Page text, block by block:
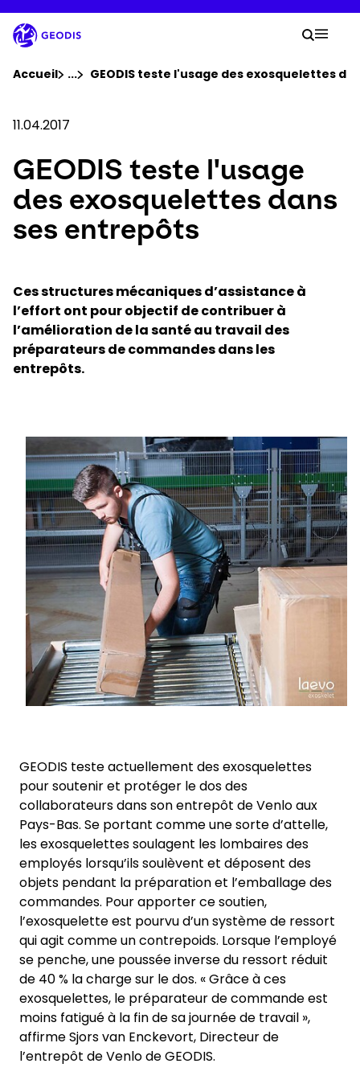
au
contenu
principal
Groupe
Newsroom
Se connecter​
France - FR
Accueil ...Voir tous les éléments du fil d'ariane
GEODIS teste l'usage des exosquelettes
11.04.2017
GEODIS teste l'usage
des exosquelettes dans
ses entrepôts
Ces structures mécaniques d’assistance à
l’effort ont pour objectif de contribuer à
l’amélioration de la santé au travail des
préparateurs de commandes dans les
entrepôts.
Keepeek
GEODIS teste actuellement des exosquelettes
pour soutenir et protéger le dos des
collaborateurs dans son entrepôt de Venlo aux
Pays-Bas. Se portant comme une sorte d’attelle,
les exosquelettes soulagent les lombaires des
employés lorsqu’ils soulèvent et déposent des
objets pendant la préparation et l’emballage des
commandes. Pour apporter ce soutien,
l’exosquelette est pourvu d’un système de ressort
qui agit comme un contrepoids. Lorsque l’employé
se penche, une poussée inverse du ressort réduit
de 40 % la charge sur le dos. « Grâce à ces
exosquelettes, le préparateur de commande est
moins fatigué à la fin de sa journée de travail »,
affirme Sjors van Enckevort, Directeur de
l’entrepôt de Venlo de GEODIS.